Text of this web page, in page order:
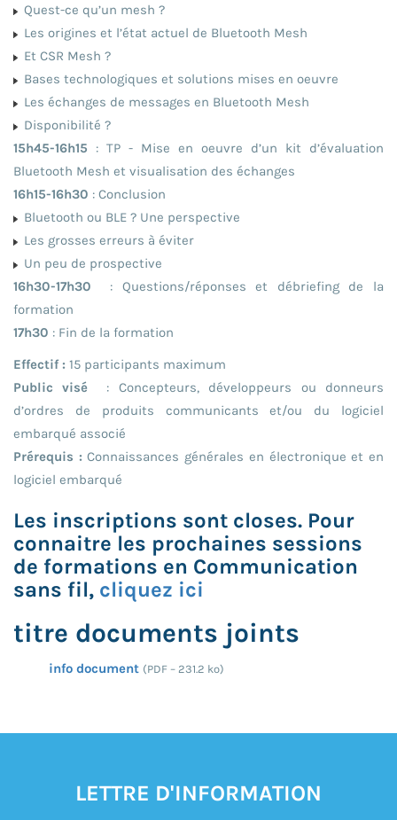
Quest-ce qu’un mesh ?
Les origines et l’état actuel de Bluetooth Mesh
Et CSR Mesh ?
Bases technologiques et solutions mises en oeuvre
Les échanges de messages en Bluetooth Mesh
Disponibilité ?
15h45-16h15 : TP - Mise en oeuvre d’un kit d’évaluation
Bluetooth Mesh et visualisation des échanges
16h15-16h30 : Conclusion
Bluetooth ou BLE ? Une perspective
Les grosses erreurs à éviter
Un peu de prospective
16h30-17h30
: Questions/réponses et débriefing de la
formation
17h30 : Fin de la formation
Effectif : 15 participants maximum
Public visé
: Concepteurs, développeurs ou donneurs
d’ordres de produits communicants et/ou du logiciel
embarqué associé
Prérequis :Connaissances générales en électronique et en
logiciel embarqué
Les inscriptions sont closes. Pour
connaitre les prochaines sessions
de formations en Communication
sans fil, cliquez ici
titre documents joints
info document (PDF – 231.2 ko)
LETTRE D'INFORMATION